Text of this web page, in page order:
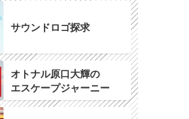
サウンドロゴ探求
オトナル原口大輝の
エスケープジャーニー